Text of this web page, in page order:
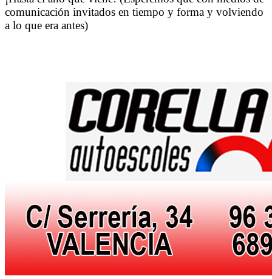
comunicación invitados en tiempo y forma y volviendo
a lo que era antes)